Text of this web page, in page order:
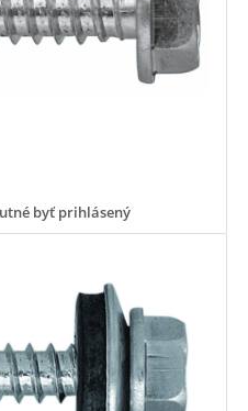
byť prihlásený